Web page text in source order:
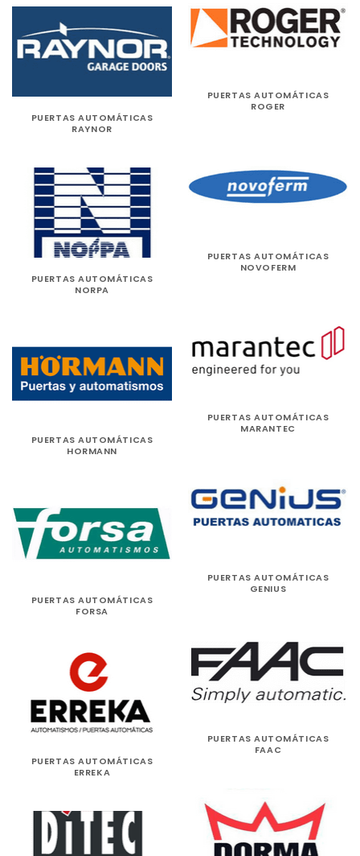
PUERTAS AUTOMÁTICAS
ROGER
PUERTAS AUTOMÁTICAS
RAYNOR
PUERTAS AUTOMÁTICAS
NOVOFERM
PUERTAS AUTOMÁTICAS
NORPA
PUERTAS AUTOMÁTICAS
MARANTEC
PUERTAS AUTOMÁTICAS
HORMANN
PUERTAS AUTOMÁTICAS
GENIUS
PUERTAS AUTOMÁTICAS
FORSA
PUERTAS AUTOMÁTICAS
FAAC
PUERTAS AUTOMÁTICAS
ERREKA